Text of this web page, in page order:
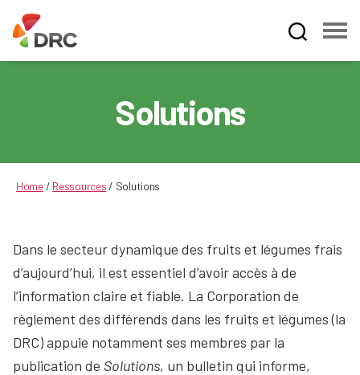
Solutions
Home/ Ressources / Solutions
Dans le secteur dynamique des fruits et légumes frais
d’aujourd’hui, il est essentiel d’avoir accès à de
l’information claire et fiable. La Corporation de
règlement des différends dans les fruits et légumes (la
DRC) appuie notamment ses membres par la
publication de Solutions, un bulletin qui informe,